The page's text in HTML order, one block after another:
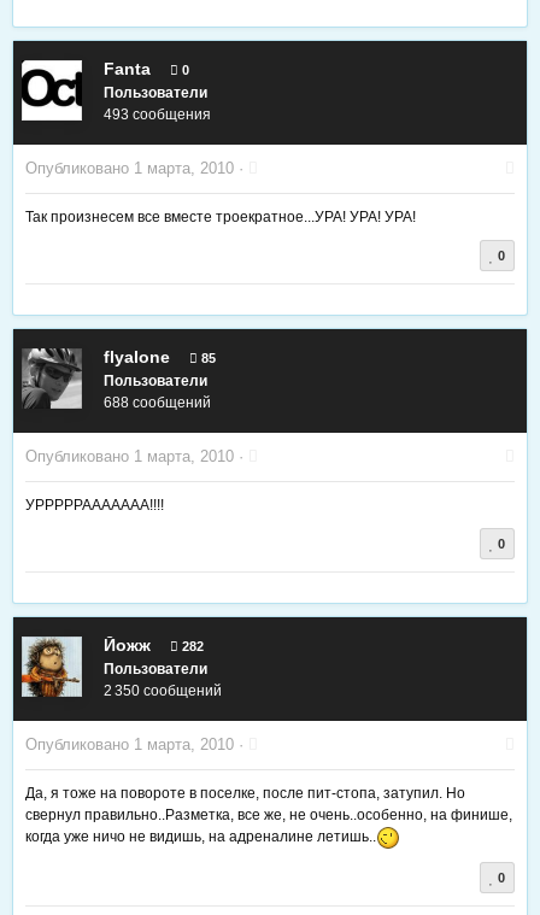
Fanta 0
Пользователи
493 сообщения
Опубликовано 1 марта, 2010 ·
Так произнесем все вместе троекратное...УРА! УРА! УРА!
0
flyalone 85
Пользователи
688 сообщений
Опубликовано 1 марта, 2010 ·
УРРРРРААААААА!!!!
0
Йожж 282
Пользователи
2 350 сообщений
Опубликовано 1 марта, 2010 ·
Да, я тоже на повороте в поселке, после пит-стопа, затупил. Но
свернул правильно..Разметка, все же, не очень..особенно, на финише,
когда уже ничо не видишь, на адреналине летишь..
0